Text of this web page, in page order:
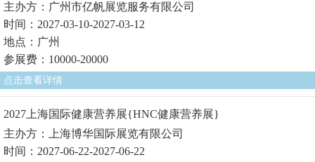
主办方：广州市亿帆展览服务有限公司
时间：2027-03-10-2027-03-12
地点：广州
参展费：10000-20000
点击查看详情
2027上海国际健康营养展{HNC健康营养展}
主办方：上海博华国际展览有限公司
时间：2027-06-22-2027-06-22